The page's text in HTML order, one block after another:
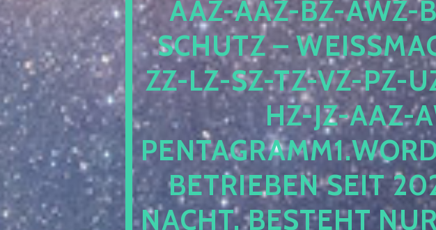
AZ-AAZ-BZ-AWZ-
CHUTZ –
-LZ-SZ-TZ-VZ-PZ-UZ-
-JZ-AAZ-
TRIEBEN SEIT 2024
CHT, BESTEHT NUR